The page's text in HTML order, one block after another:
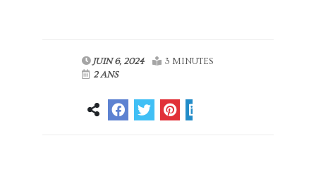
JUIN 6, 2024
3 MINUTES
2 ANS